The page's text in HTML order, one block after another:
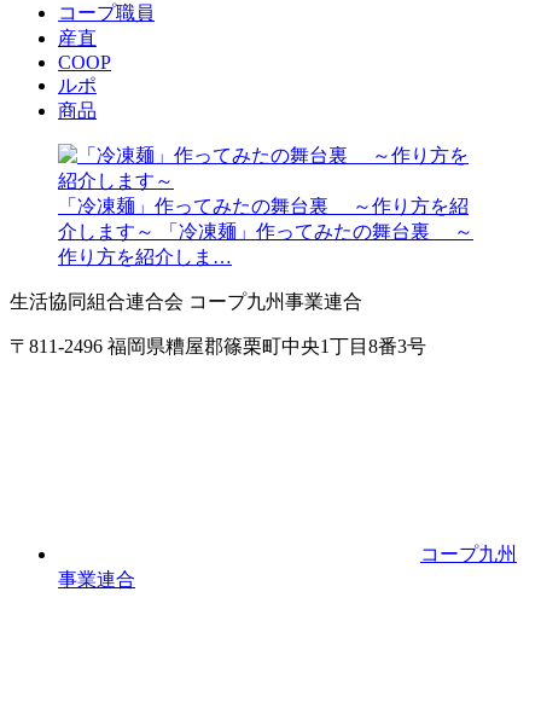
コープ職員
産直
COOP
ルポ
商品
「冷凍麺」作ってみたの舞台裏 ～作り方を紹
介します～
「冷凍麺」作ってみたの舞台裏 ～
作り方を紹介しま…
生活協同組合連合会 コープ九州事業連合
〒811-2496 福岡県糟屋郡篠栗町中央1丁目8番3号
コープ九州
事業連合